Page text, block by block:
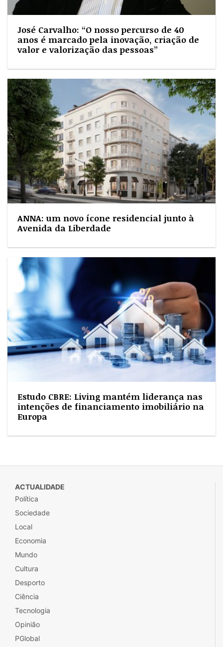
José Carvalho: “O nosso percurso de 40
anos é marcado pela inovação, criação de
valor e valorização das pessoas”
ANNA: um novo ícone residencial junto à
Avenida da Liberdade
Estudo CBRE: Living mantém liderança nas
intenções de financiamento imobiliário na
Europa
ACTUALIDADE
Política
Sociedade
Local
Economia
Mundo
Cultura
Desporto
Ciência
Tecnologia
Opinião
PGlobal